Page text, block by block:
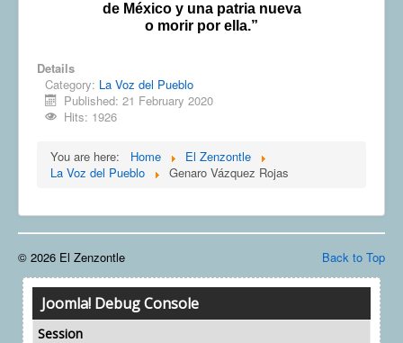
Multimedia
Contacto
Afirmación
de México y una patria nueva
o morir por ella.”
Details
Category: La Voz del Pueblo
Published: 21 February 2020
Hits: 1926
You are here: Home
El Zenzontle
La Voz del Pueblo
Genaro Vázquez Rojas
Back to Top
© 2026 El Zenzontle
Joomla! Debug Console
Session